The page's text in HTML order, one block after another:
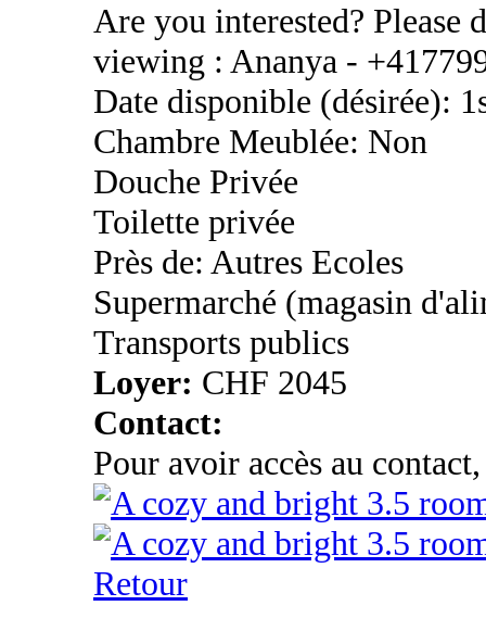
Are you interested? Please
viewing : Ananya -
Date disponible (désirée):
Chambre Meublée: Non
Douche Privée
Toilette privée
Près de: Autres Ecoles
Supermarché (magasin
Transports publics
Loyer: CHF 2045
Contact:
Pour avoir accès au
Retour